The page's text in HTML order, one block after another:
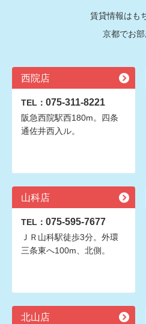
賃貸情報はも
京都でお
西院店
TEL： 075-311-8221
阪急西院駅西180m。四条
通佐井西入ル。
山科店
TEL： 075-595-7677
ＪＲ山科駅徒歩3分。外環
三条東へ100m、北側。
北山店